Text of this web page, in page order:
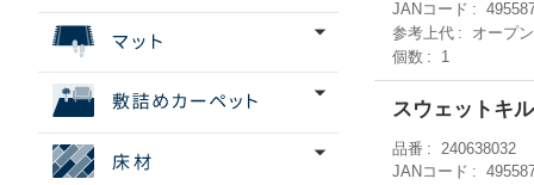
JANコード
参考上代
オープン
個数
1
スウェット
品番
240638032
JANコード